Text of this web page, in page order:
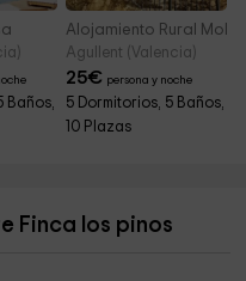
Baños,
Alojamiento Rural Molí
Agullent (Valencia)
25€ persona y noche
5 Dormitorios, 5 Baños,
10 Plazas
Finca los pinos